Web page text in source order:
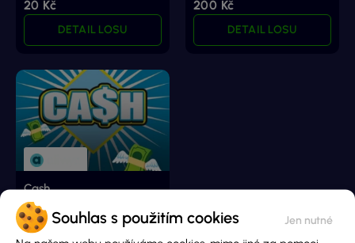
Souhlas s použitím cookies
20 Kč
DETAIL LOSU
200 Kč
DETAIL LOSU
Cash
Hlavní cena